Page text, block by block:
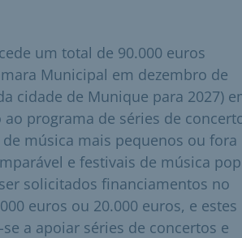
um total de 90.000 euros
Municipal em dezembro de
cidade de Munique para 2027)
programa de séries de
música mais pequenos ou fora
e festivais de música
solicitados financiamentos no
euros ou 20.000 euros, e estes
a apoiar séries de concertos e